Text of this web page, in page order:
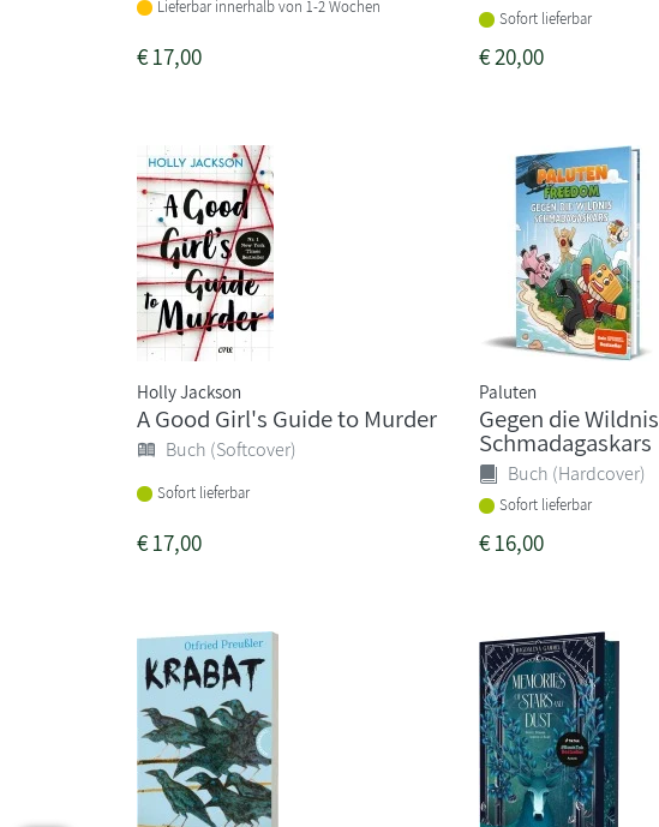
Lieferbar innerhalb von 1-2 Wochen
€17,00
Sofort lieferbar
€20,00
Holly Jackson
A Good Girl's Guide to Murder
Buch (Softcover)
Sofort lieferbar
€17,00
Paluten
Gegen die Wildnis
Schmadagaskars
Buch (Hardcover)
Sofort lieferbar
€16,00